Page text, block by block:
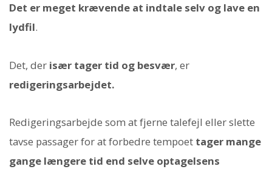
Det er meget krævende at indtale selv og lave en
lydfil.
Det, der især tager tid og besvær, er
redigeringsarbejdet.
Redigeringsarbejde som at fjerne talefejl eller slette
tavse passager for at forbedre tempoet tager mange
gange længere tid end selve optagelsens